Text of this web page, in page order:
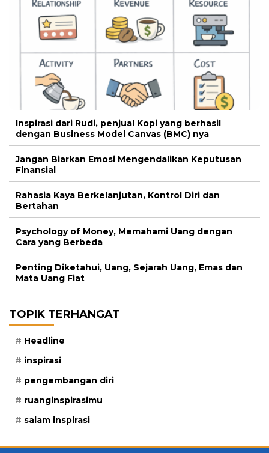
Inspirasi dari Rudi, penjual Kopi yang berhasil
dengan Business Model Canvas (BMC) nya
Jangan Biarkan Emosi Mengendalikan Keputusan
Finansial
Rahasia Kaya Berkelanjutan, Kontrol Diri dan
Bertahan
Psychology of Money, Memahami Uang dengan
Cara yang Berbeda
Penting Diketahui, Uang, Sejarah Uang, Emas dan
Mata Uang Fiat
TOPIK TERHANGAT
Headline
inspirasi
pengembangan diri
ruanginspirasimu
salam inspirasi